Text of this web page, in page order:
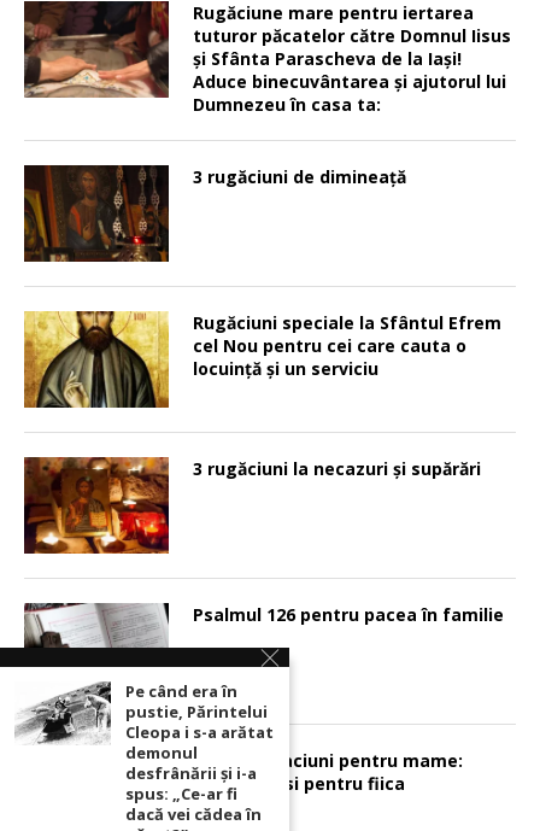
Rugăciune mare pentru iertarea
tuturor păcatelor către Domnul Iisus
şi Sfânta Parascheva de la Iaşi!
Aduce binecuvântarea şi ajutorul lui
Dumnezeu în casa ta:
3 rugăciuni de dimineață
Rugăciuni speciale la Sfântul Efrem
cel Nou pentru cei care cauta o
locuinţă şi un serviciu
3 rugăciuni la necazuri și supărări
Psalmul 126 pentru pacea în familie
Sunt 2 rugaciuni pentru mame:
pentru fiu si pentru fiica
Pe când era în
pustie, Părintelui
Cleopa i s-a arătat
demonul
desfrânării şi i-a
spus: „Ce-ar fi
dacă vei cădea în